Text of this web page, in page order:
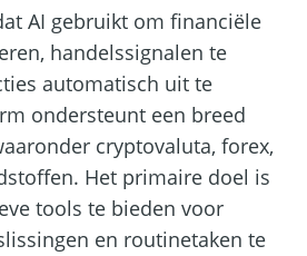
AI gebruikt om financiële
handelssignalen te
automatisch uit te
ondersteunt een breed
cryptovaluta, forex,
Het primaire doel is
tools te bieden voor
en routinetaken te